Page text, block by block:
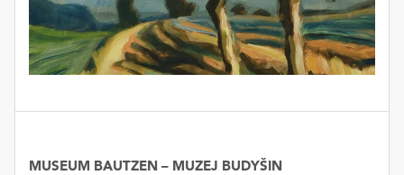
MUSEUM BAUTZEN – MUZEJ BUDYŠIN